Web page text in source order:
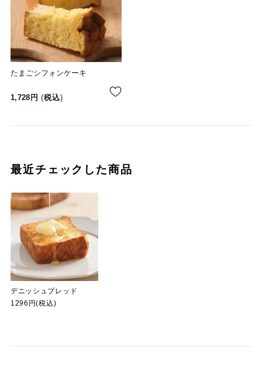
たまごシフォンケーキ
1,728 税込
最近チェックした商品
デニッシュブレッド
1296円(税込)